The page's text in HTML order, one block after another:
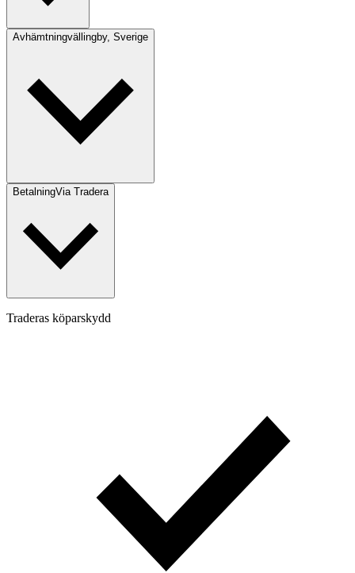
Avhämtningvällingby, Sverige
BetalningVia Tradera
Traderas köparskydd